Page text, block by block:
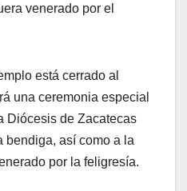
venerado por el
está cerrado al
una ceremonia especial
Diócesis de Zacatecas
bendiga, así como a la
por la feligresía.